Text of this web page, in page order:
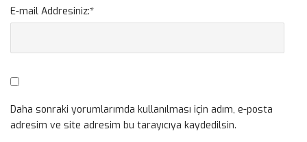
E-mail Addresiniz:*
Daha sonraki yorumlarımda kullanılması için adım, e-posta
adresim ve site adresim bu tarayıcıya kaydedilsin.